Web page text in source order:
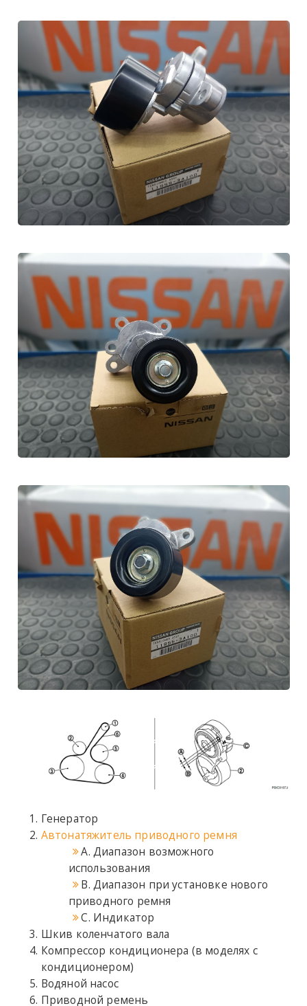
Генератор
Автонатяжитель приводного ремня
A. Диапазон возможного
использования
B. Диапазон при установке нового
приводного ремня
C. Индикатор
Шкив коленчатого вала
Компрессор кондиционера (в моделях с
кондиционером)
Водяной насос
Приводной ремень